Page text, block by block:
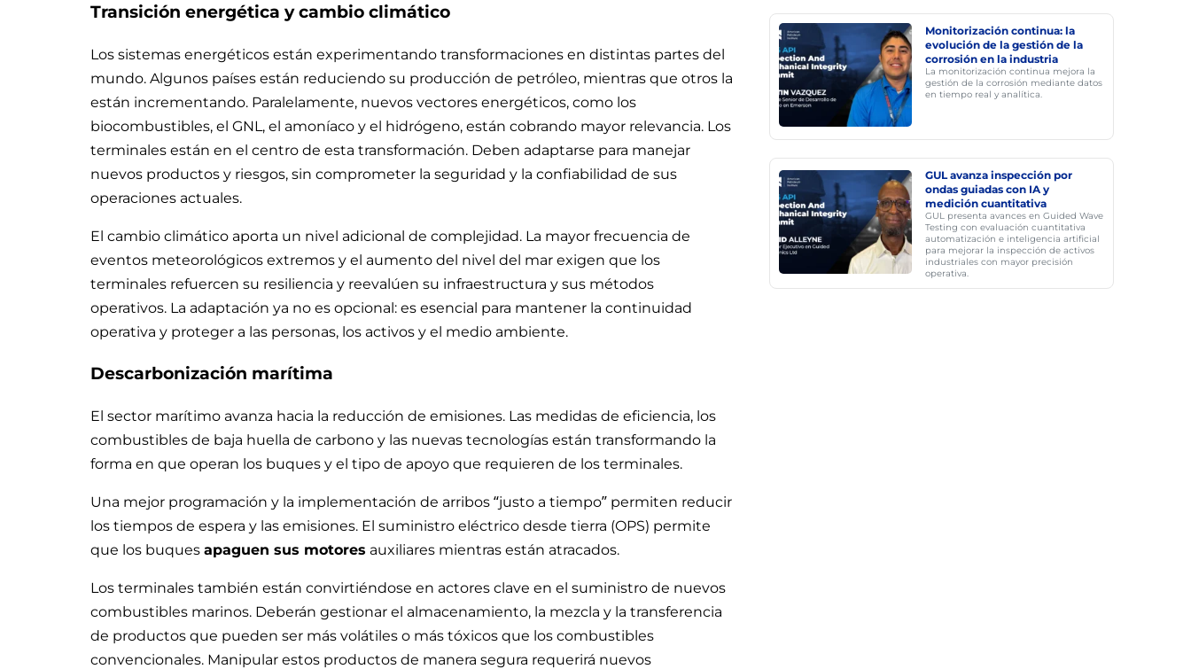
Transición energética y cambio climático
Los sistemas energéticos están experimentando transformaciones en distintas partes del
mundo. Algunos países están reduciendo su producción de petróleo, mientras que otros la
están incrementando. Paralelamente, nuevos vectores energéticos, como los
biocombustibles, el GNL, el amoníaco y el hidrógeno, están cobrando mayor relevancia. Los
terminales están en el centro de esta transformación. Deben adaptarse para manejar
nuevos productos y riesgos, sin comprometer la seguridad y la confiabilidad de sus
operaciones actuales.
El cambio climático aporta un nivel adicional de complejidad. La mayor frecuencia de
eventos meteorológicos extremos y el aumento del nivel del mar exigen que los
terminales refuercen su resiliencia y reevalúen su infraestructura y sus métodos
operativos. La adaptación ya no es opcional: es esencial para mantener la continuidad
operativa y proteger a las personas, los activos y el medio ambiente.
Descarbonización marítima
El sector marítimo avanza hacia la reducción de emisiones. Las medidas de eficiencia, los
combustibles de baja huella de carbono y las nuevas tecnologías están transformando la
forma en que operan los buques y el tipo de apoyo que requieren de los terminales.
Una mejor programación y la implementación de arribos “justo a tiempo” permiten reducir
los tiempos de espera y las emisiones. El suministro eléctrico desde tierra (OPS) permite
que los buques apaguen sus motores auxiliares mientras están atracados.
Los terminales también están convirtiéndose en actores clave en el suministro de nuevos
combustibles marinos. Deberán gestionar el almacenamiento, la mezcla y la transferencia
de productos que pueden ser más volátiles o más tóxicos que los combustibles
convencionales. Manipular estos productos de manera segura requerirá nuevos
Monitorización continua: la
evolución de la gestión de la
corrosión en la industria
La monitorización continua mejora la
gestión de la corrosión mediante datos
en tiempo real y analítica.
GUL avanza inspección por
ondas guiadas con IA y
medición cuantitativa
GUL presenta avances en Guided Wave
Testing con evaluación cuantitativa
automatización e inteligencia artificial
para mejorar la inspección de activos
industriales con mayor precisión
operativa.